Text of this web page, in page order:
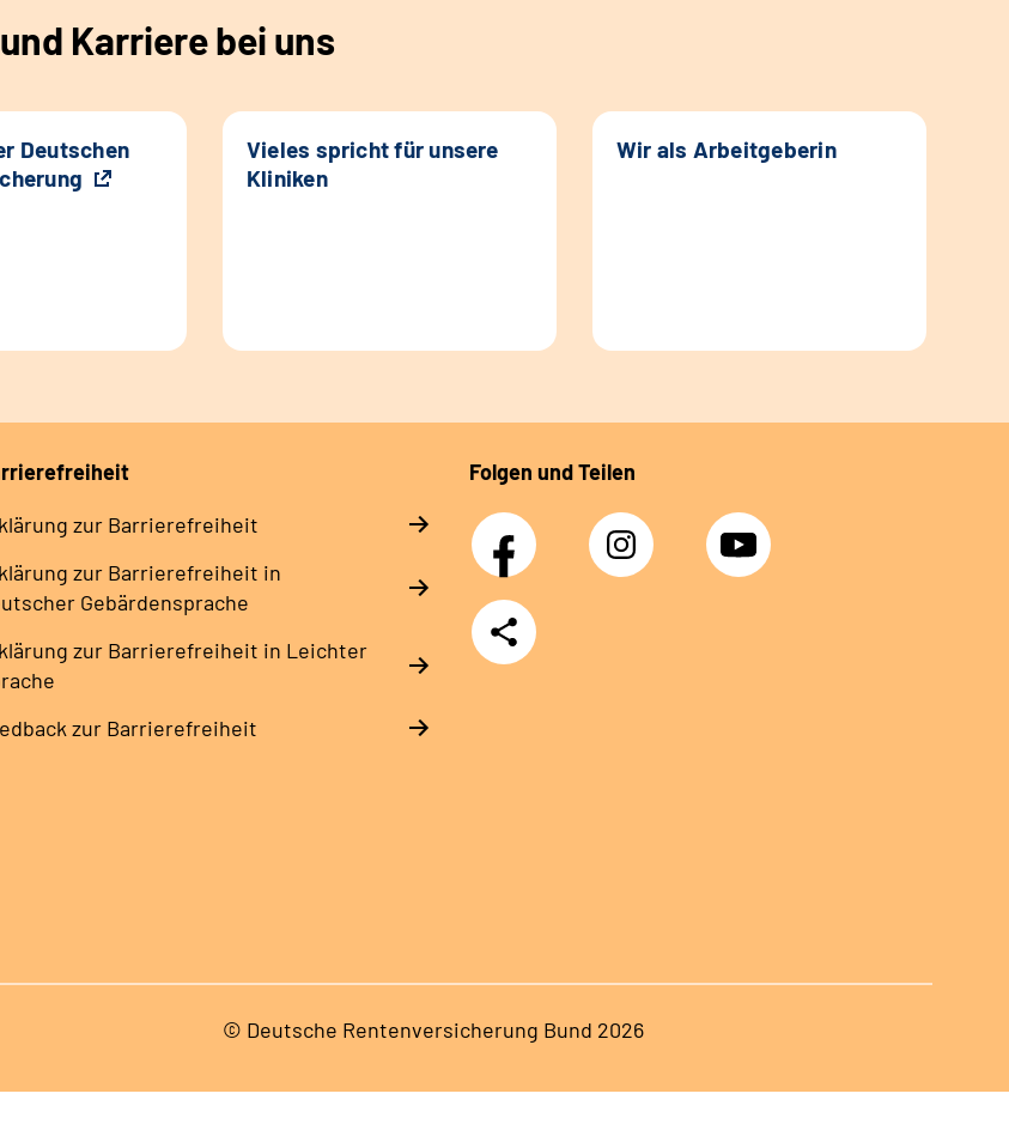
Karriere bei uns
Deutschen
Vieles spricht für unsere
Kliniken
Wir als Arbeitgeberin
zur Barrierefreiheit
zur Barrierefreiheit in
Gebärdensprache
zur Barrierefreiheit in Leichter
zur Barrierefreiheit
Folgen und Teilen
Facebook Instagram YouTube
Teilen
© Deutsche Rentenversicherung Bund 2026